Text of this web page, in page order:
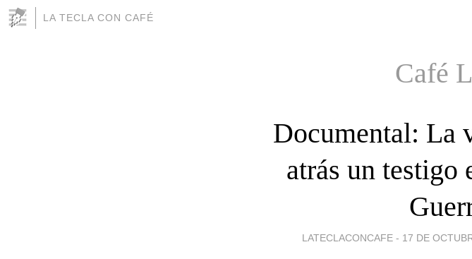
LA TECLA CON CAFÉ
Café
Documental: La
atrás un testigo
LATECLACONCAFE - 17 DE